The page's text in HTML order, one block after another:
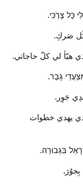
כָּל צָרְכִּי.
كُل صَركِ.
هيّأ لي كلّ حاجاتي.
גָבֶר.
جَوِر.
يهدي خطوات
בִּגְבוּרָה.
بِجوُرَ.